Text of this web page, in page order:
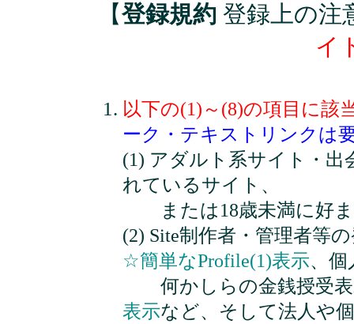
【登録規約 登録上の注
イ
以下の(1)～(8)の項目に該
ーク・テキストリンクは
(1) アダルト系サイト・
れているサイト、
または18歳未満に好ま
(2) Site制作者・管理者等
☆簡単なProfile(1)表示、個
何かしらの金銭授受表
表示など、そして法人や